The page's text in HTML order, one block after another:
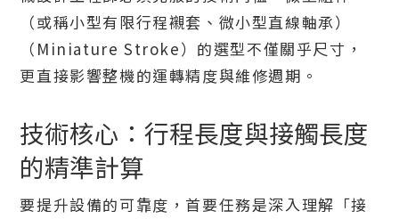
（或稱小型有限行程襯套、微小型直線軸承）
（Miniature Stroke）的選型不僅關乎尺寸，
更直接影響整機的運轉精度與維修週期。
技術核心：行程長度與接觸長度
的精準計算
要提升設備的可靠度，首要任務是深入理解「接